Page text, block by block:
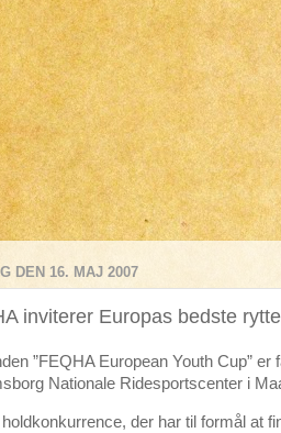
DEN 16. MAJ 2007
inviterer Europas bedste
”FEQHA European Youth Cup”
Nationale Ridesportscenter i
holdkonkurrence, der har til formål at